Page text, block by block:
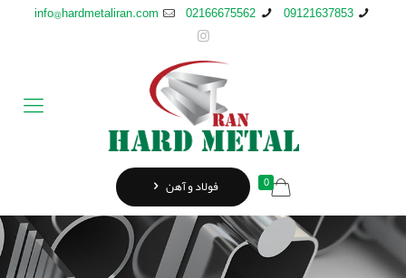
09121637853
02166675562
info@hardmetaliran.com
0 فولاد و آهن